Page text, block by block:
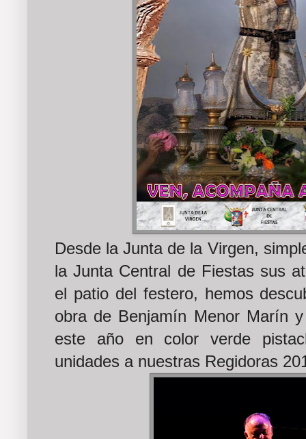
Desde la Junta de la Virgen,
la Junta Central de Fiestas sus
el patio del festero, hemos
obra de Benjamín Menor Marín
este año en color verde
unidades a nuestras Regidoras